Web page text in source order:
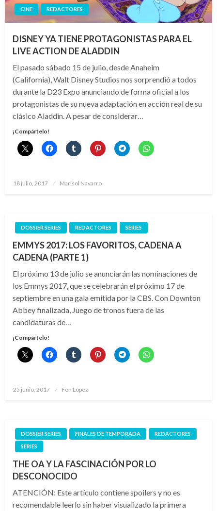
CINE REDACTORES
DISNEY YA TIENE PROTAGONISTAS PARA EL
LIVE ACTION DE ALADDIN
El pasado sábado 15 de julio, desde Anaheim
(California), Walt Disney Studios nos sorprendió a todos
durante la D23 Expo anunciando de forma oficial a los
protagonistas de su nueva adaptación en acción real de su
clásico Aladdin. A pesar de considerar…
¡Compártelo!
Publicado
18 julio, 2017 Marisol Navarro
DOSSIER SERIES REDACTORES SERIES
EMMYS 2017: LOS FAVORITOS, CADENA A
CADENA (PARTE 1)
El próximo 13 de julio se anunciarán las nominaciones de
los Emmys 2017, que se celebrarán el próximo 17 de
septiembre en una gala emitida por la CBS. Con Downton
Abbey finalizada, Juego de tronos fuera de las
candidaturas de…
¡Compártelo!
Publicado
25 junio, 2017 Fon López
DOSSIER SERIES FINALES DE TEMPORADA
REDACTORES
SERIES
THE OA Y LA FASCINACIÓN POR LO
DESCONOCIDO
ATENCIÓN: Este artículo contiene spoilers y no es
recomendable leerlo sin haber visualizado la primera